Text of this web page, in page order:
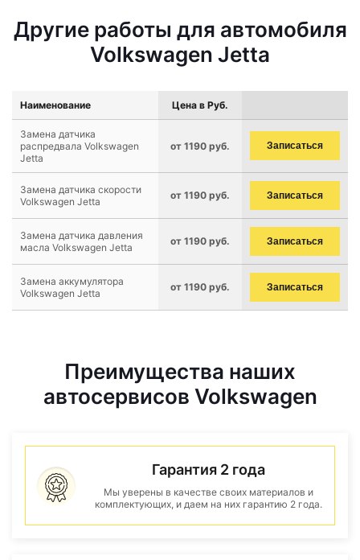
Другие работы для автомобиля
Volkswagen Jetta
Наименование Цена в Руб.
Замена датчика
распредвала Volkswagen
Jetta
от 1190 руб. Записаться
Замена датчика скорости
Volkswagen Jetta
от 1190 руб. Записаться
Замена датчика давления
масла Volkswagen Jetta
от 1190 руб. Записаться
Замена аккумулятора
Volkswagen Jetta
от 1190 руб. Записаться
Преимущества наших
автосервисов Volkswagen
Гарантия 2 года
Мы уверены в качестве своих материалов и
комплектующих, и даем на них гарантию 2 года.